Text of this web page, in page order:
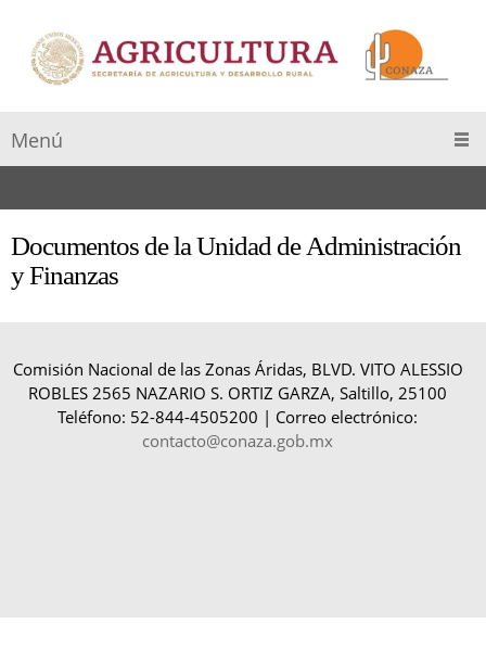
Menú
Documentos de la Unidad de Administración
y Finanzas
Comisión Nacional de las Zonas Áridas, BLVD. VITO ALESSIO
ROBLES 2565 NAZARIO S. ORTIZ GARZA, Saltillo, 25100
Teléfono: 52-844-4505200 | Correo electrónico:
contacto@conaza.gob.mx